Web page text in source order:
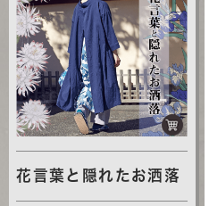
花言葉と隠れたお洒落